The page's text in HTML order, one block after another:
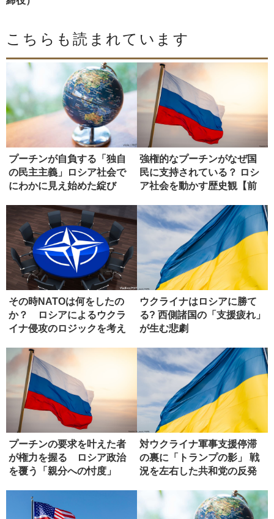
こちらも読まれています
プーチンが自負する「独自
の民主主義」ロシア社会で
にわかに見え始めた綻び
強権的なプーチンがなぜ国
民に支持されている？ ロシ
ア社会を動かす歴史観【前
その時NATOは何をしたの
か？ ロシアによるウクラ
イナ侵攻のロジックを考え
ウクライナはロシアに勝て
る? 西側諸国の「支援疲れ」
が生む悲劇
プーチンの要求を叶えた者
が権力を握る ロシア政治
を覆う「親分への忖度」
対ウクライナ軍事支援停滞
の裏に「トランプの影」 戦
況を左右した共和党の反発